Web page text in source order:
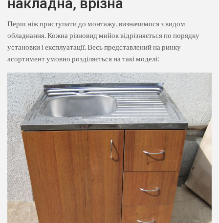
Перш ніж приступати до монтажу, визначимося з видом
обладнання. Кожна різновид мийок відрізняється по порядку
установки і експлуатації. Весь представлений на ринку
асортимент умовно розділяється на такі моделі: